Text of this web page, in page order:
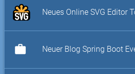
Neues Online SVG Editor
work Neuer Blog Spring Boot